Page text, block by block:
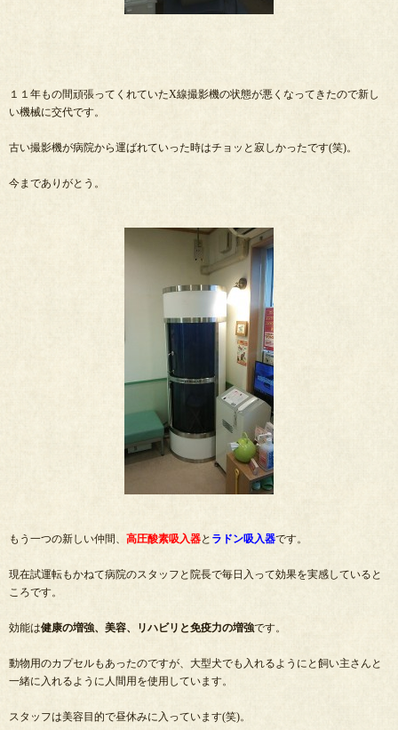
１１年もの間頑張ってくれていたX線撮影機の状態が悪くなってきたので新し
い機械に交代です。
古い撮影機が病院から運ばれていった時はチョッと寂しかったです(笑)。
今までありがとう。
もう一つの新しい仲間、 高圧酸素吸入器と ラドン吸入器です。
現在試運転もかねて病院のスタッフと院長で毎日入って効果を実感していると
ころです。
効能は健康の増強、美容、リハビリと免疫力の増強です。
動物用のカプセルもあったのですが、大型犬でも入れるようにと飼い主さんと
一緒に入れるように人間用を使用しています。
スタッフは美容目的で昼休みに入っています(笑)。